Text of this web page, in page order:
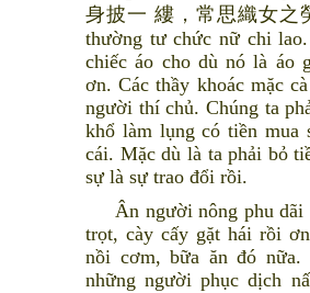
身披一 縷，常思織女之
thường tư chức nữ chi
chiếc áo cho dù nó là áo
ơn. Các thầy khoác mặc
người thí chủ. Chúng ta
khổ làm lụng có tiền mua
cái. Mặc dù là ta phải bỏ
sự là sự trao đổi rồi.
Ân người nông phu dãi
trọt, cày cấy gặt hái rồi
nồi cơm, bữa ăn đó nữa.
những người phục dịch